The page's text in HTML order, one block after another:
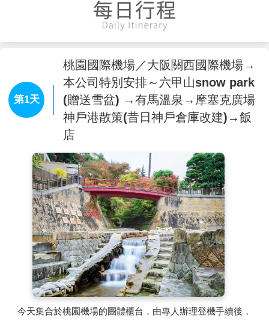
第1天
桃園國際機場／大阪關西國際機場→
本公司特別安排～六甲山snow park
(贈送雪盆) →有馬溫泉→摩塞克廣場
神戶港散策(昔日神戶倉庫改建)→飯
店
今天集合於桃園機場的團體櫃台，由專人辦理登機手續後，